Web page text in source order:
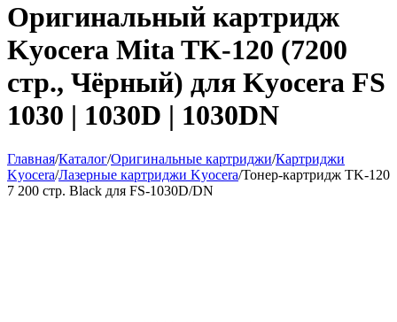
Оригинальный картридж
Kyocera Mita TK-120 (7200
стр., Чёрный) для Kyocera ​FS
1030 | 1030D | 1030DN
Главная/Каталог/Оригинальные картриджи/Картриджи
Kyocera/Лазерные картриджи Kyocera/Тонер-картридж TK-120
7 200 стр. Black для FS-1030D/DN